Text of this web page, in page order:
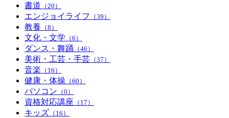
書道 （20）
エンジョイライフ （39）
教養 （8）
文化・文学 （6）
ダンス・舞踊 （46）
美術・工芸・手芸 （37）
音楽 （16）
健康・体操 （60）
パソコン （0）
資格対応講座 （17）
キッズ （16）